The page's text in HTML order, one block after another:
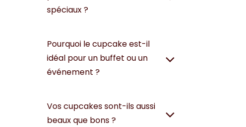
spéciaux ?
Pourquoi le cupcake est-il
idéal pour un buffet ou un
événement ?
Vos cupcakes sont-ils aussi
beaux que bons ?